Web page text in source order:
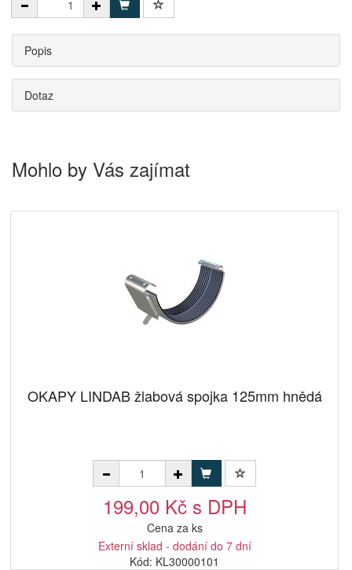
Popis
Dotaz
Mohlo by Vás zajímat
OKAPY LINDAB žlabová spojka 125mm hnědá
199,00 Kč s DPH
Cena za ks
Externí sklad - dodání do 7 dní
Kód: KL30000101